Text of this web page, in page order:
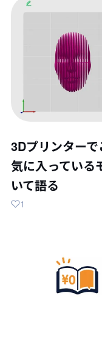
3Dプリンター
気に入っている
いて語る
1